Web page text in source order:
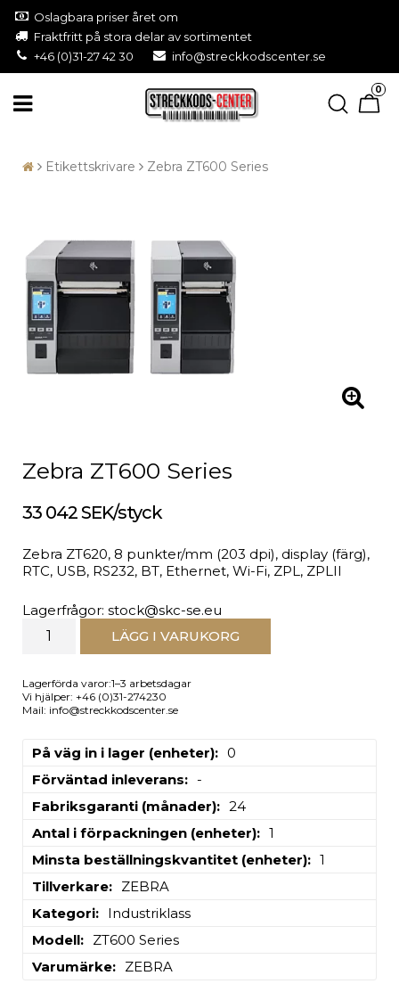
Oslagbara priser året om
Fraktfritt på stora delar av sortimentet
+46 (0)31-27 42 30
info@streckkodscenter.se
0
Etikettskrivare Zebra ZT600 Series
Zebra ZT600 Series
33 042 SEK/styck
Zebra ZT620, 8 punkter/mm (203 dpi), display (färg),
RTC, USB, RS232, BT, Ethernet, Wi-Fi, ZPL, ZPLII
Lagerfrågor: stock@skc-se.eu
LÄGG I VARUKORG
Lagerförda varor:1–3 arbetsdagar
Vi hjälper: +46 (0)31-274230
Mail: info@streckkodscenter.se
På väg in i lager (enheter)
0
Förväntad inleverans
-
Fabriksgaranti (månader)
24
Antal i förpackningen (enheter)
1
Minsta beställningskvantitet (enheter)
1
Tillverkare
ZEBRA
Kategori
Industriklass
Modell
ZT600 Series
Varumärke
ZEBRA